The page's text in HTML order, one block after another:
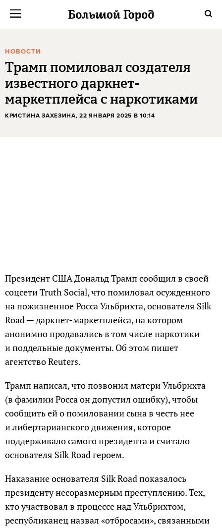
НОВОСТИ
Трамп помиловал создателя
известного даркнет-
маркетплейса с наркотиками
КРИСТИНА ЗАХЕЗИНА, 22 ЯНВАРЯ 2025 В 10:14
Президент США Дональд Трамп сообщил в своей
соцсети Truth Social, что помиловал осужденного
на пожизненное Росса Ульбрихта, основателя Silk
Road — даркнет-маркетплейса, на котором
анонимно продавались в том числе наркотики
и поддельные документы. Об этом пишет
агентство Reuters.
Трамп написал, что позвонил матери Ульбрихта
(в фамилии Росса он допустил ошибку), чтобы
сообщить ей о помиловании сына в честь нее
и либертарианского движения, которое
поддерживало самого президента и считало
основателя Silk Road героем.
Наказание основателя Silk Road показалось
президенту несоразмерным преступлению. Тех,
кто участвовал в процессе над Ульбрихтом,
республиканец назвал «отбросами», связанными